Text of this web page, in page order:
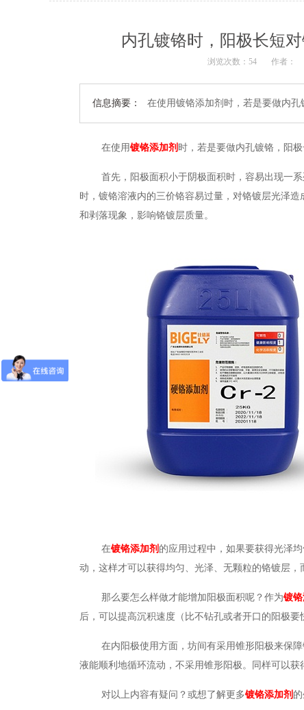
内孔镀铬时，阳极长短
浏览次数： 54 作者：
信息摘要： 在使用镀铬添加剂时，若是要做内
在使用镀铬添加剂 时，若是要做内孔镀铬，阳
首先，阳极面积小于阴极面积时，容易出现一
时，镀铬溶液内的三价铬容易过量 ， 对铬镀层光泽造
和剥落现象，影响铬镀层质量。
在镀铬添加剂 的应用过程中， 如果要获得光泽均
动，这样才可以获得均匀、光泽、无颗粒的铬镀层，
那么要怎么样做才能增加阳极面积呢？作为镀
后，可以提高沉积速度（比不钻孔或者开口的阳极要
在内阳极使用方面， 坊间有采用锥形阳极来保
液能顺利地循环流动，不采用锥形阳极。同样可以
对以上内容有疑问？或想了解更多镀铬添加剂